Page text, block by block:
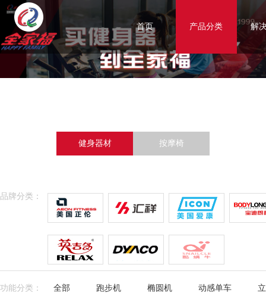
首页 产品分类 解
健身器材 按摩椅
品牌分类：
功能分类： 全部 跑步机 椭圆机 动感单车